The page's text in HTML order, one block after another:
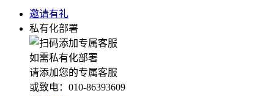
邀请有礼
私有化部署
如需私有化部署
请添加您的专属客服
或致电：010-86393609